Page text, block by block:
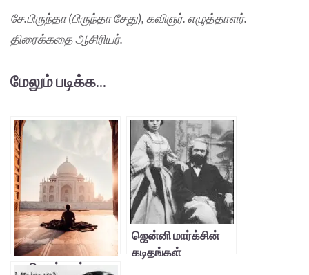
சே.பிருந்தா (பிருந்தா சேது), கவிஞர். எழுத்தாளர்.
திரைக்கதை ஆசிரியர்.
மேலும் படிக்க...
மாபெரும் தாஜ்
ஜென்னி மார்க்சின்
கடிதங்கள்